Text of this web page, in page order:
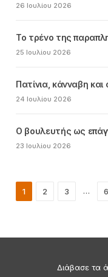
26 Ιουλίου 2026
Το τρένο της
25 Ιουλίου 2026
Πατίνια, κάνναβη και
24 Ιουλίου 2026
Ο βουλευτής ως
23 Ιουλίου 2026
1 2 3 …
Διάβασε τα